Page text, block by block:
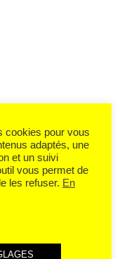
cookies pour vous
adaptés, une
et un suivi
vous permet de
les refuser. En